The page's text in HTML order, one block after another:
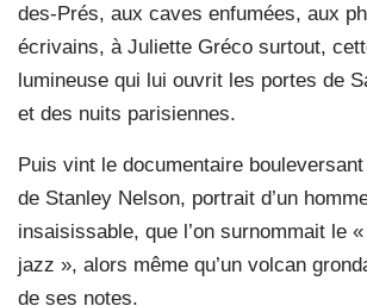
des-Prés, aux caves enfumées, aux
écrivains, à Juliette Gréco surtout,
lumineuse qui lui ouvrit les portes de
et des nuits parisiennes.
Puis vint le documentaire
de Stanley Nelson, portrait d’un
insaisissable, que l’on surnommait le
jazz », alors même qu’un volcan
de ses notes.